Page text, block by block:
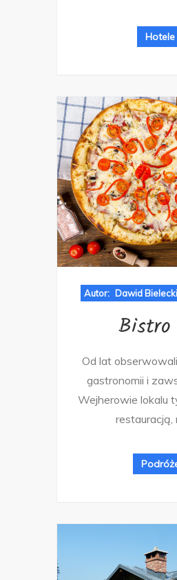
Autor: Dawid Bielecki
Bistro
Od lat
gastronomii i
Wejherowie lokalu